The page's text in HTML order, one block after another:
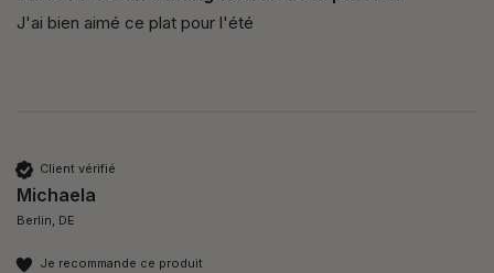
J'ai bien aimé ce plat pour l'été
Client vérifié
Michaela
Berlin, DE
Je recommande ce produit